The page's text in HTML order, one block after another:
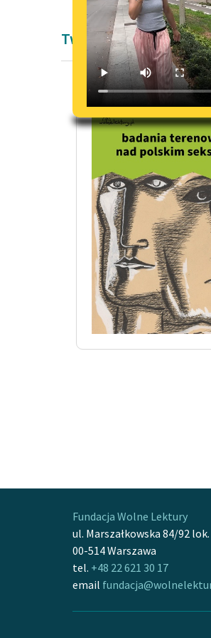
Twórczość
Fundacja Wolne Lektury
ul. Marszałkowska 84/92 lok.
00-514 Warszawa
tel. +48 22 621 30 17
email